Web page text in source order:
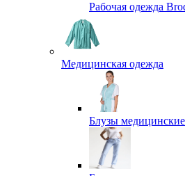
Рабочая одежда
Медицинская одежда
Блузы медицинские